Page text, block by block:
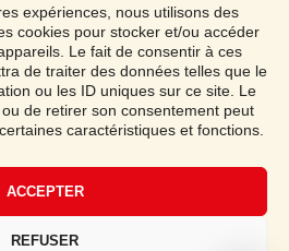
expériences, nous utilisons des
cookies pour stocker et/ou accéder
Le fait de consentir à ces
de traiter des données telles que le
ou les ID uniques sur ce site. Le
de retirer son consentement peut
caractéristiques et fonctions.
ACCEPTER
REFUSER
enfants
sur ballon
géantes
/ Livraison
/ Démontage